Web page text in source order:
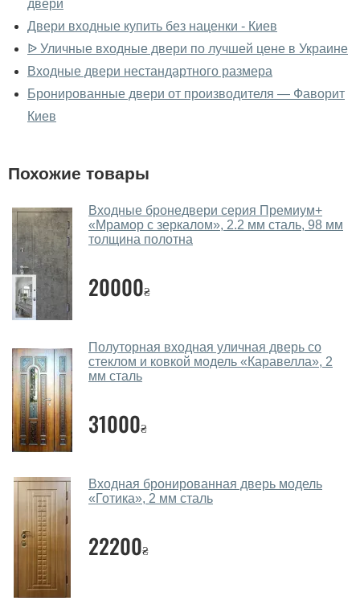
Да, можно посмотреть двери входные в нашем
фирменном салоне-магазине.
У вас большой магазин?
Да, у нас большой выбор межкомнатных и входных
Да. Мы консультируем покупателей
через мессенджеры, онлайн чат или непосредственно
в нашем салоне-магазине.
Какие двери входные посоветуете?
Наши рекомендации зависят от необходимых
параметров, Вашего бюджета и других факторов.
каждого посетителя.
Замеры дверей делаете?
Да, делаем. Наши специалисты могут произвести
замер и консультацию на выезде. Каждый сотрудник
имеет с собой каталоги цветов и узоров. После
не посещая наш офис.
Сколько стоит вызвать замерщика?
Вызов замерщика-консультанта стоит 450 грн.
Вы производите установку входных
двери
Двери входные купить без наценки - Киев
ᐉ Уличные входные двери по лучшей цене в Украине
Входные двери нестандартного размера
Бронированные двери от производителя — Фаворит
Киев
Похожие товары
Входные бронедвери серия Премиум+
«Мрамор с зеркалом», 2.2 мм сталь, 98 мм
толщина полотна
20000₴
Полуторная входная уличная дверь со
стеклом и ковкой модель «Каравелла», 2
мм сталь
31000₴
Входная бронированная дверь модель
«Готика», 2 мм сталь
22200₴